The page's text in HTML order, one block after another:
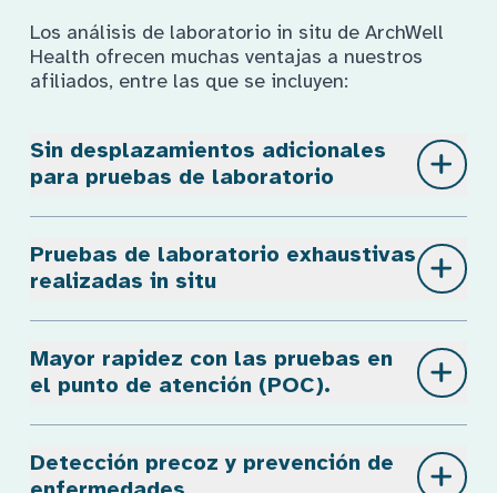
Los análisis de laboratorio in situ de ArchWell
Health ofrecen muchas ventajas a nuestros
afiliados, entre las que se incluyen:
Sin desplazamientos adicionales
para pruebas de laboratorio
Pruebas de laboratorio exhaustivas
realizadas in situ
Mayor rapidez con las pruebas en
el punto de atención (POC).
Detección precoz y prevención de